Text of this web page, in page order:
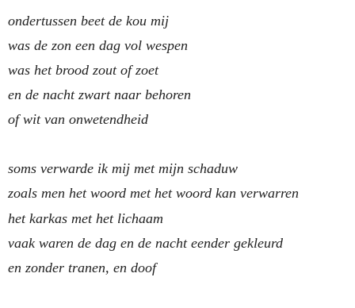
ondertussen beet de kou mij
was de zon een dag vol wespen
was het brood zout of zoet
en de nacht zwart naar behoren
of wit van onwetendheid
soms verwarde ik mij met mijn schaduw
zoals men het woord met het woord kan verwarren
het karkas met het lichaam
vaak waren de dag en de nacht eender gekleurd
en zonder tranen, en doof